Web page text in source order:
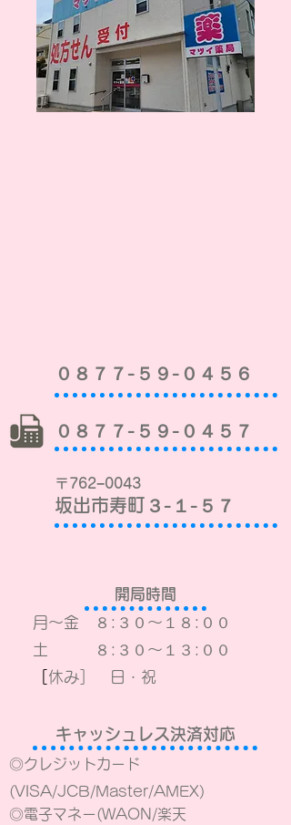
０８７７-５９-０４５６
０８７７-５９-０４５７
〒762−0043
坂出市寿町３-１-５７
開局時間
月〜金 ８:３０〜１８:００
土 ８:３０〜１３:００
［休み］ 日・祝
キャッシュレス決済対応
◎クレジットカード
(VISA/JCB/Master/AMEX)
◎電子マネー(WAON/楽天